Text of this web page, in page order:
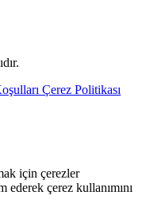
Çerez Politikası
için çerezler
çerez kullanımını